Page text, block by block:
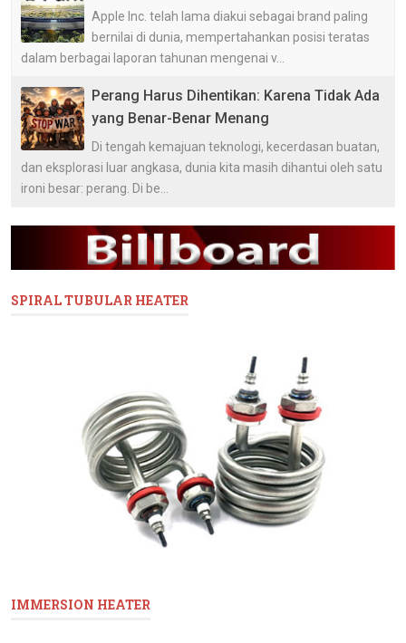
Apple Inc. telah lama diakui sebagai brand paling
bernilai di dunia, mempertahankan posisi teratas
dalam berbagai laporan tahunan mengenai v...
Perang Harus Dihentikan: Karena Tidak Ada
yang Benar-Benar Menang
Di tengah kemajuan teknologi, kecerdasan buatan,
dan eksplorasi luar angkasa, dunia kita masih dihantui oleh satu
ironi besar: perang. Di be...
SPIRAL TUBULAR HEATER
IMMERSION HEATER